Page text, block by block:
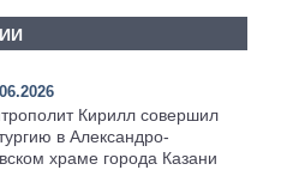
Кирилл совершил
в Александро-
храме города Казани